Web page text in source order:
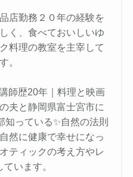
店勤務２０年の経験を
く、食べておいしいゆ
料理の教室を主宰して
。
師歴20年｜料理と映画
夫と静岡県富士宮市に
っている✨自然の法則
然に健康で幸せになっ
ティックの考え方やレ
います。